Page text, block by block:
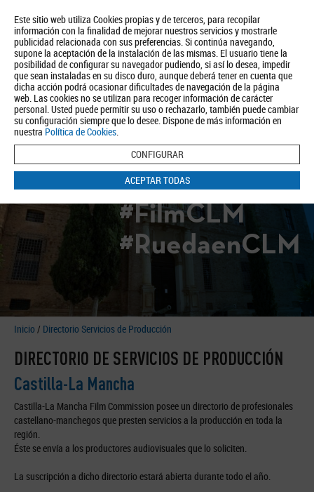
Este sitio web utiliza Cookies propias y de terceros, para recopilar
información con la finalidad de mejorar nuestros servicios y mostrarle
publicidad relacionada con sus preferencias. Si continúa navegando,
supone la aceptación de la instalación de las mismas. El usuario tiene la
posibilidad de configurar su navegador pudiendo, si así lo desea, impedir
que sean instaladas en su disco duro, aunque deberá tener en cuenta que
dicha acción podrá ocasionar dificultades de navegación de la página
web. Las cookies no se utilizan para recoger información de carácter
personal. Usted puede permitir su uso o rechazarlo, también puede cambiar
su configuración siempre que lo desee. Dispone de más información en
nuestra Política de Cookies.
CONFIGURAR
ACEPTAR TODAS
Quiénes somos Turismo Política de Privacidad Aviso Legal
Política de Cookies
BUSCAR
#FilmCLM
#RuedaenCLM
Inicio / Directorio Servicios de Producción
DIRECTORIO DE SERVICIOS DE PRODUCCIÓN
Castilla-La Mancha
Castilla-La Mancha Film Commission posee un directorio de profesionales
castellano-manchegos que presten servicios a la producción en toda la
región.
Éste se envía a los productores audiovisuales que lo soliciten.
La suscripción a dicho directorio estará abierta durante todo el año.